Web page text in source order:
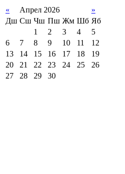
« Апрел 2026
»
Дш Сш Чш Пш Жм Шб Яб
1
2 3 4
5
6
7 8 9 10 11
12
13
14 15 16 17 18
19
20
21 22 23 24 25
26
27
28 29 30